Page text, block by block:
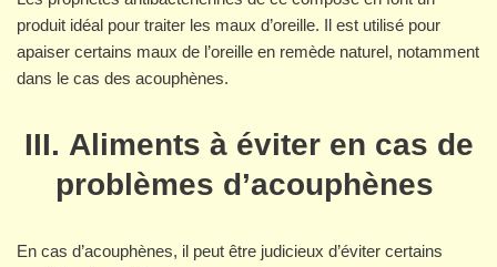
produit idéal pour traiter les maux d’oreille. Il est utilisé pour
apaiser certains maux de l’oreille en remède naturel, notamment
dans le cas des acouphènes.
III. Aliments à éviter en cas de
problèmes d’acouphènes
En cas d’acouphènes, il peut être judicieux d’éviter certains